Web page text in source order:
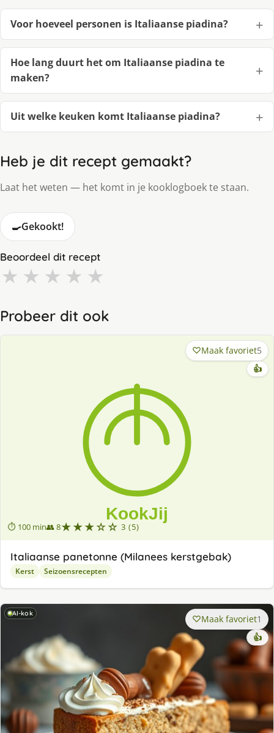
Voor hoeveel personen is Italiaanse piadina?
Hoe lang duurt het om Italiaanse piadina te
maken?
Uit welke keuken komt Italiaanse piadina?
Heb je dit recept gemaakt?
Laat het weten — het komt in je kooklogboek te staan.
🍳Gekookt!
Beoordeel dit recept
★ ★ ★ ★ ★
Probeer dit ook
⏱ 100 min👥 8★★★☆☆ 3 (5)
Maak favoriet5
👍
Italiaanse panetonne (Milanees kerstgebak)
Kerst Seizoensrecepten
AI-kok Maak favoriet1
👍